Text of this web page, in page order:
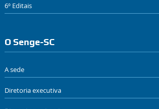
6º Editais
O Senge-SC
A sede
Diretoria executiva